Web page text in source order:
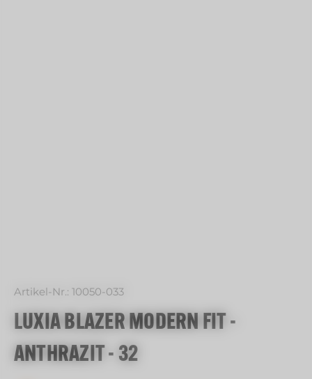
Artikel-Nr.: 10050-033
LUXIA BLAZER MODERN FIT -
ANTHRAZIT - 32